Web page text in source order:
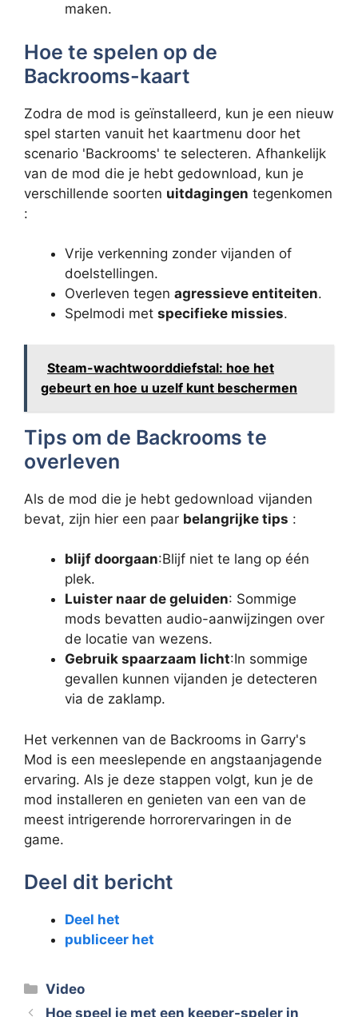
maken.
Hoe te spelen op de
Backrooms-kaart
Zodra de mod is geïnstalleerd, kun je een nieuw
spel starten vanuit het kaartmenu door het
scenario 'Backrooms' te selecteren. Afhankelijk
van de mod die je hebt gedownload, kun je
verschillende soorten uitdagingen tegenkomen
:
Vrije verkenning zonder vijanden of
doelstellingen.
Overleven tegen agressieve entiteiten.
Spelmodi met specifieke missies.
Steam-wachtwoorddiefstal: hoe het
gebeurt en hoe u uzelf kunt beschermen
Tips om de Backrooms te
overleven
Als de mod die je hebt gedownload vijanden
bevat, zijn hier een paar belangrijke tips :
blijf doorgaan:Blijf niet te lang op één
plek.
Luister naar de geluiden: Sommige
mods bevatten audio-aanwijzingen over
de locatie van wezens.
Gebruik spaarzaam licht:In sommige
gevallen kunnen vijanden je detecteren
via de zaklamp.
Het verkennen van de Backrooms in Garry's
Mod is een meeslepende en angstaanjagende
ervaring. Als je deze stappen volgt, kun je de
mod installeren en genieten van een van de
meest intrigerende horrorervaringen in de
game.
Deel dit bericht
Deel het
publiceer het
Categorieën
Video
Hoe speel je met een keeper-speler in